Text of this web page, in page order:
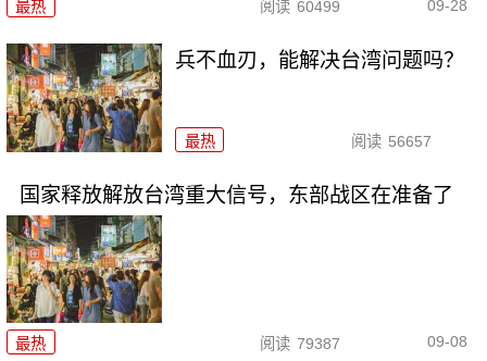
最热 阅读 60499 09-28
兵不血刃，能解决台湾问题吗？
最热 阅读 56657
国家释放解放台湾重大信号，东部战区在准备了
最热 阅读 79387 09-08